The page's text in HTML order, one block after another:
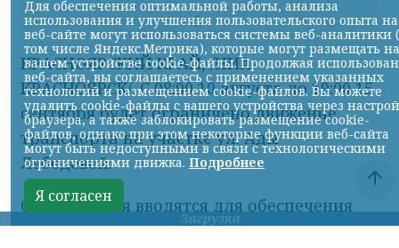
© Фото: НИА
КРАСНОЯРСКИЙ КРАЙ, /НИА-
КРАСНОЯРСК/. С 08:00 10 августа до 19:00 15
сентября будет ограничено движение
транспорта на участке ул. Ады
Лебедевой.
Ограничения вводятся для обеспечения
безопасности при проведении
Для обеспечения оптимальной работы, анализа
использования и улучшения пользовательского опыта на
веб-сайте могут использоваться системы веб-аналитики
том числе Яндекс.Метрика), которые могут размещать на
вашем устройстве cookie-файлы. Продолжая
веб-сайта, вы соглашаетесь с применением указанных
технологий и размещением cookie-файлов. Вы можете
удалить cookie-файлы с вашего устройства через
браузера, а также заблокировать размещение cookie-
файлов, однако при этом некоторые функции веб-сайта
могут быть недоступными в связи с технологическими
ограничениями движка. Подробнее
Я согласен